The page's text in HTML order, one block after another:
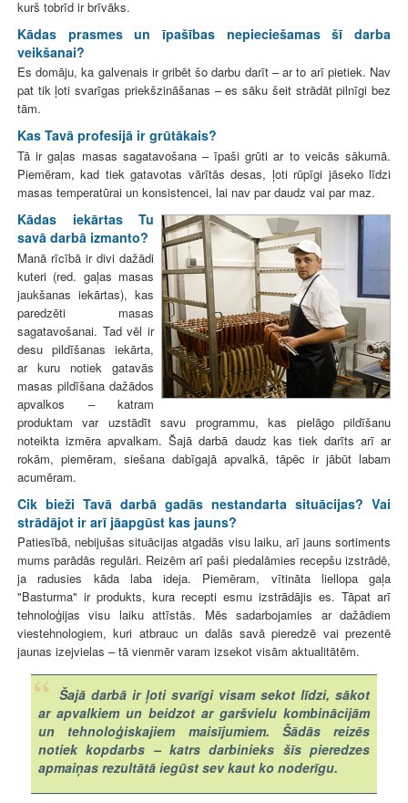
kurš tobrīd ir brīvāks.
Kādas prasmes un īpašības nepieciešamas šī darba
veikšanai?
Es domāju, ka galvenais ir gribēt šo darbu darīt – ar to arī pietiek. Nav
pat tik ļoti svarīgas priekšzināšanas – es sāku šeit strādāt pilnīgi bez
tām.
Kas Tavā profesijā ir grūtākais?
Tā ir gaļas masas sagatavošana – īpaši grūti ar to veicās sākumā.
Piemēram, kad tiek gatavotas vārītās desas, ļoti rūpīgi jāseko līdzi
masas temperatūrai un konsistencei, lai nav par daudz vai par maz.
Kādas iekārtas Tu
savā darbā izmanto?
Manā rīcībā ir divi dažādi
kuteri (red. gaļas masas
jaukšanas iekārtas), kas
paredzēti masas
sagatavošanai. Tad vēl ir
desu pildīšanas iekārta,
ar kuru notiek gatavās
masas pildīšana dažādos
apvalkos – katram
produktam var uzstādīt savu programmu, kas pielāgo pildīšanu
noteikta izmēra apvalkam. Šajā darbā daudz kas tiek darīts arī ar
rokām, piemēram, siešana dabīgajā apvalkā, tāpēc ir jābūt labam
acumēram.
Cik bieži Tavā darbā gadās nestandarta situācijas? Vai
strādājot ir arī jāapgūst kas jauns?
Patiesībā, nebijušas situācijas atgadās visu laiku, arī jauns sortiments
mums parādās regulāri. Reizēm arī paši piedalāmies recepšu izstrādē,
ja radusies kāda laba ideja. Piemēram, vītināta liellopa gaļa
"Basturma" ir produkts, kura recepti esmu izstrādājis es. Tāpat arī
tehnoloģijas visu laiku attīstās. Mēs sadarbojamies ar dažādiem
viestehnologiem, kuri atbrauc un dalās savā pieredzē vai prezentē
jaunas izejvielas – tā vienmēr varam izsekot visām aktualitātēm.
Šajā darbā ir ļoti svarīgi visam sekot līdzi, sākot
ar apvalkiem un beidzot ar garšvielu kombinācijām
un tehnoloģiskajiem maisījumiem. Šādās reizēs
notiek kopdarbs – katrs darbinieks šīs pieredzes
apmaiņas rezultātā iegūst sev kaut ko noderīgu.